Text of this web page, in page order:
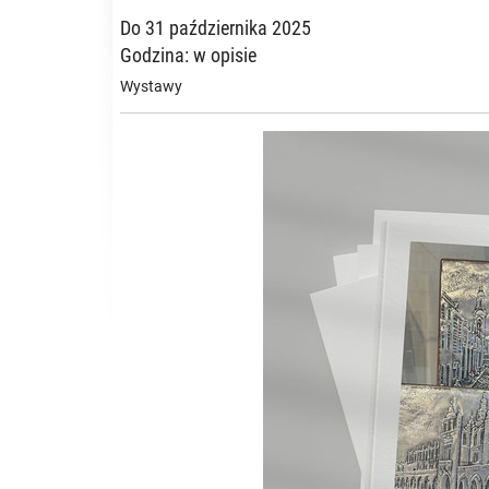
Do 31 października 2025
Godzina: w opisie
Wystawy